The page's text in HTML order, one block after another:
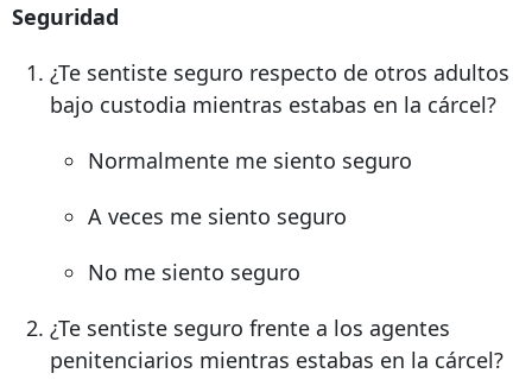
Seguridad
¿Te sentiste seguro respecto de otros adultos
bajo custodia mientras estabas en la cárcel?
Normalmente me siento seguro
A veces me siento seguro
No me siento seguro
¿Te sentiste seguro frente a los agentes
penitenciarios mientras estabas en la cárcel?